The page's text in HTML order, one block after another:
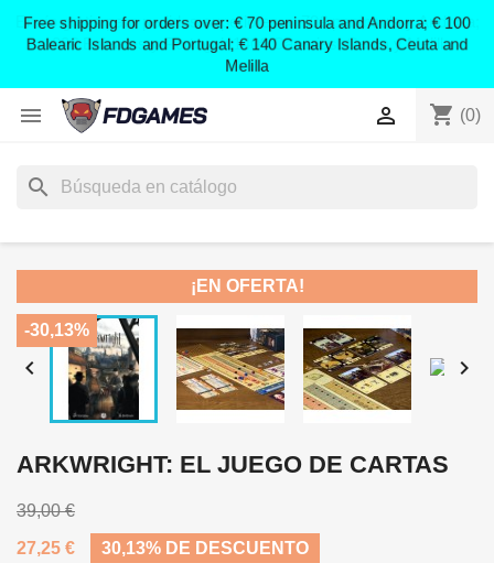
Free shipping for orders over: € 70 peninsula and Andorra; € 100
Balearic Islands and Portugal; € 140 Canary Islands, Ceuta and
Melilla
 shopping_cart (0)

search
¡EN OFERTA!
-30,13%
 
ARKWRIGHT: EL JUEGO DE CARTAS
39,00 €
27,25 €
30,13% DE DESCUENTO